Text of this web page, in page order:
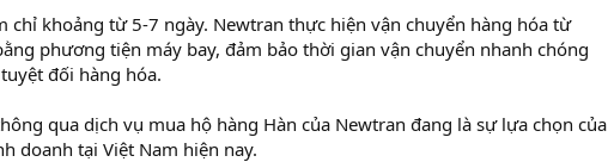
chỉ khoảng từ 5-7 ngày. Newtran thực hiện vận chuyển hàng hóa từ
phương tiện máy bay, đảm bảo thời gian vận chuyển nhanh chóng
đối hàng hóa.
qua dịch vụ mua hộ hàng Hàn của Newtran đang là sự lựa chọn của
doanh tại Việt Nam hiện nay.